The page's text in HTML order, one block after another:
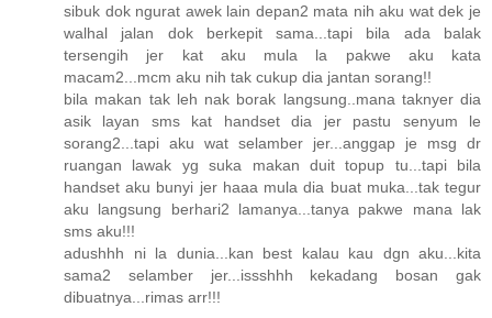
sibuk dok ngurat awek lain depan2 mata nih aku wat dek je
walhal jalan dok berkepit sama...tapi bila ada balak
tersengih jer kat aku mula la pakwe aku kata
macam2...mcm aku nih tak cukup dia jantan sorang!!
bila makan tak leh nak borak langsung..mana taknyer dia
asik layan sms kat handset dia jer pastu senyum le
sorang2...tapi aku wat selamber jer...anggap je msg dr
ruangan lawak yg suka makan duit topup tu...tapi bila
handset aku bunyi jer haaa mula dia buat muka...tak tegur
aku langsung berhari2 lamanya...tanya pakwe mana lak
sms aku!!!
adushhh ni la dunia...kan best kalau kau dgn aku...kita
sama2 selamber jer...issshhh kekadang bosan gak
dibuatnya...rimas arr!!!